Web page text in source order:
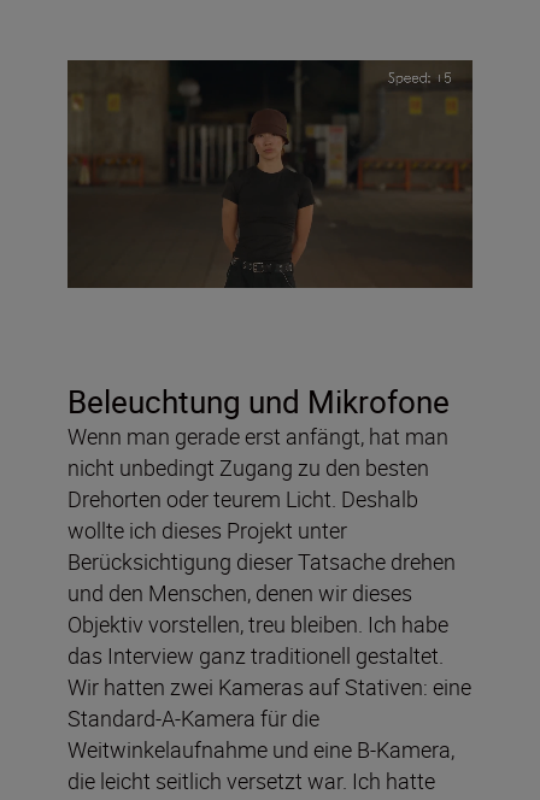
Beleuchtung und Mikrofone
Wenn man gerade erst anfängt, hat man
nicht unbedingt Zugang zu den besten
Drehorten oder teurem Licht. Deshalb
wollte ich dieses Projekt unter
Berücksichtigung dieser Tatsache drehen
und den Menschen, denen wir dieses
Objektiv vorstellen, treu bleiben. Ich habe
das Interview ganz traditionell gestaltet.
Wir hatten zwei Kameras auf Stativen: eine
Standard-A-Kamera für die
Weitwinkelaufnahme und eine B-Kamera,
die leicht seitlich versetzt war. Ich hatte